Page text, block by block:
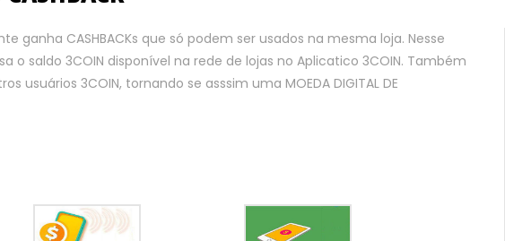
ganha CASHBACKs que só podem ser usados na mesma loja. Nesse
o saldo 3COIN disponível na rede de lojas no Aplicatico 3COIN. Também
usuários 3COIN, tornando se asssim uma MOEDA DIGITAL DE